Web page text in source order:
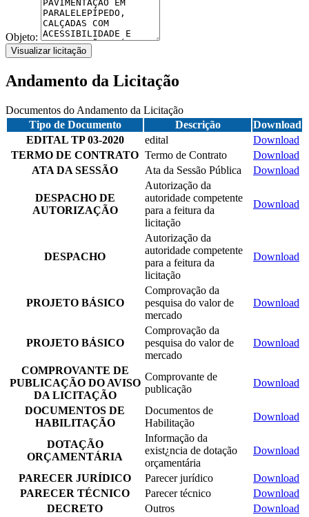
Objeto:
Visualizar licitação
Andamento da Licitação
Documentos do Andamento da Licitação
Tipo de Documento
Descrição
Download
EDITAL TP 03-2020
edital
Download
TERMO DE CONTRATO Termo de Contrato
Download
ATA DA SESSÃO
Ata da Sessão Pública Download
DESPACHO DE
AUTORIZAÇÃO
Autorização da
autoridade competente
para a feitura da
licitação
Download
DESPACHO
Autorização da
autoridade competente
para a feitura da
licitação
Download
PROJETO BÁSICO
Comprovação da
pesquisa do valor de
mercado
Download
PROJETO BÁSICO
Comprovação da
pesquisa do valor de
mercado
Download
COMPROVANTE DE
PUBLICAÇÃO DO AVISO
DA LICITAÇÃO
Comprovante de
publicação
Download
DOCUMENTOS DE
HABILITAÇÃO
Documentos de
Habilitação
Download
DOTAÇÃO
ORÇAMENTÁRIA
Informação da
exist¿ncia de dotação
orçamentária
Download
PARECER JURÍDICO Parecer jurídico
Download
PARECER TÉCNICO
Parecer técnico
Download
DECRETO
Outros
Download